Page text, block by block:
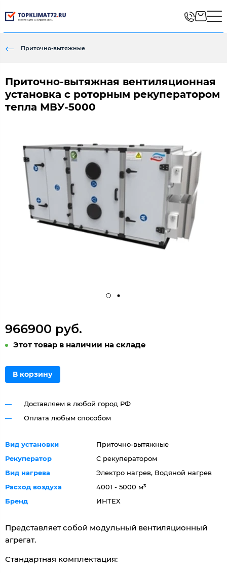
Приточно-вытяжные
Приточно-вытяжная вентиляционная
установка с роторным рекуператором
тепла МВУ-5000
966900 руб.
Этот товар в наличии на складе
В корзину
Доставляем в любой город РФ
Оплата любым способом
Вид установки
Приточно-вытяжные
Рекуператор
С рекуператором
Вид нагрева
Электро нагрев, Водяной нагрев
Расход воздуха
4001 - 5000 м³
Бренд
ИНТЕХ
Представляет собой модульный вентиляционный
агрегат.
Стандартная комплектация: